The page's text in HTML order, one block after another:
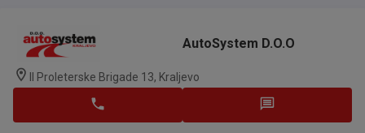
AutoSystem D.O.O
II Proleterske Brigade 13, Kraljevo